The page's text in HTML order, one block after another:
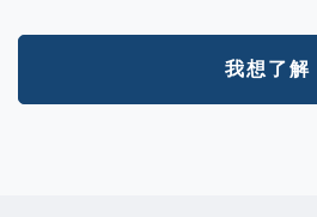
我想了解